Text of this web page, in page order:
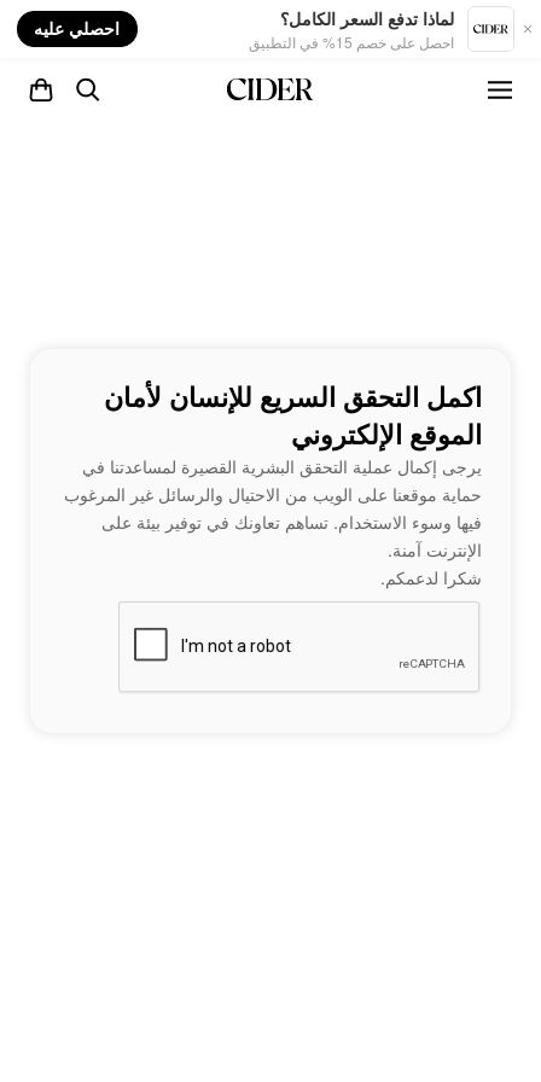
لماذا تدفع السعر الكامل؟
احصل على خصم 15% في التطبيق
احصلي عليه
اكمل التحقق السريع للإنسان لأمان
الموقع الإلكتروني
يرجى إكمال عملية التحقق البشرية القصيرة لمساعدتنا في
حماية موقعنا على الويب من الاحتيال والرسائل غير المرغوب
فيها وسوء الاستخدام. تساهم تعاونك في توفير بيئة على
الإنترنت آمنة.
شكرا لدعمكم.